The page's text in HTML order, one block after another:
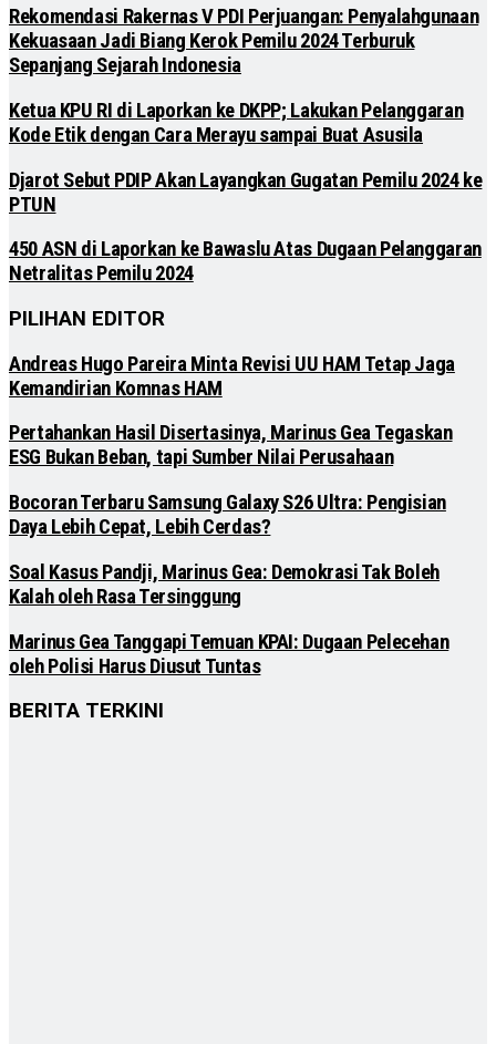
Rekomendasi Rakernas V PDI Perjuangan: Penyalahgunaan
Kekuasaan Jadi Biang Kerok Pemilu 2024 Terburuk
Sepanjang Sejarah Indonesia
Ketua KPU RI di Laporkan ke DKPP; Lakukan Pelanggaran
Kode Etik dengan Cara Merayu sampai Buat Asusila
Djarot Sebut PDIP Akan Layangkan Gugatan Pemilu 2024 ke
PTUN
450 ASN di Laporkan ke Bawaslu Atas Dugaan Pelanggaran
Netralitas Pemilu 2024
PILIHAN EDITOR
Andreas Hugo Pareira Minta Revisi UU HAM Tetap Jaga
Kemandirian Komnas HAM
Pertahankan Hasil Disertasinya, Marinus Gea Tegaskan
ESG Bukan Beban, tapi Sumber Nilai Perusahaan
Bocoran Terbaru Samsung Galaxy S26 Ultra: Pengisian
Daya Lebih Cepat, Lebih Cerdas?
Soal Kasus Pandji, Marinus Gea: Demokrasi Tak Boleh
Kalah oleh Rasa Tersinggung
Marinus Gea Tanggapi Temuan KPAI: Dugaan Pelecehan
oleh Polisi Harus Diusut Tuntas
BERITA TERKINI